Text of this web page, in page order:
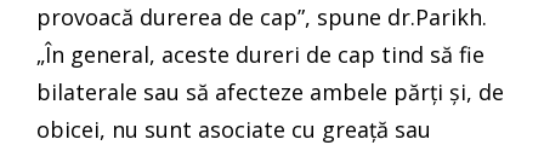
provoacă durerea de cap”, spune dr.Parikh.
„În general, aceste dureri de cap tind să fie
bilaterale sau să afecteze ambele părți și, de
obicei, nu sunt asociate cu greață sau